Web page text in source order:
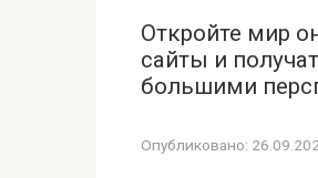
Откройте мир
сайты и
большими
Опубликовано: